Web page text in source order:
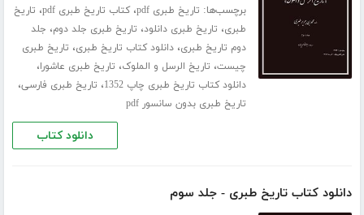
برچسب‌ها: تاریخ طبری pdf ،کتاب تاریخ طبری pdf ، تاریخ
طبری، تاریخ طبری دانلود، تاریخ طبری جلد دوم، جلد
دوم تاریخ طبری،دانلود کتاب تاریخ طبری، تاریخ طبری
چیست، تاریخ الرسل و الملوک، تاریخ طبری عاشورا،
دانلود کتاب تاریخ طبری چاپ 1352 ، تاریخ طبری فارسی،
تاریخ طبری بدون سانسور pdf
دانلود کتاب
دانلود کتاب تاریخ طبری - جلد سوم